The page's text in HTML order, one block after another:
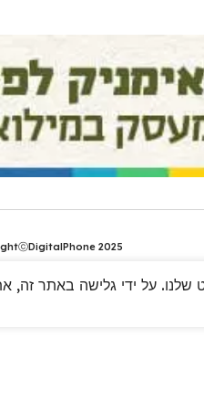
2025
על ידי גלישה באתר זה,